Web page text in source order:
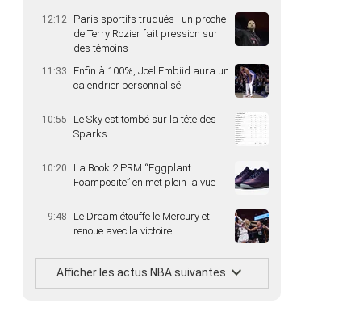
12:12
Paris sportifs truqués : un proche
de Terry Rozier fait pression sur
des témoins
11:33
Enfin à 100%, Joel Embiid aura un
calendrier personnalisé
10:55
Le Sky est tombé sur la tête des
Sparks
10:20
La Book 2 PRM “Eggplant
Foamposite” en met plein la vue
9:48
Le Dream étouffe le Mercury et
renoue avec la victoire
Afficher les actus NBA suivantes